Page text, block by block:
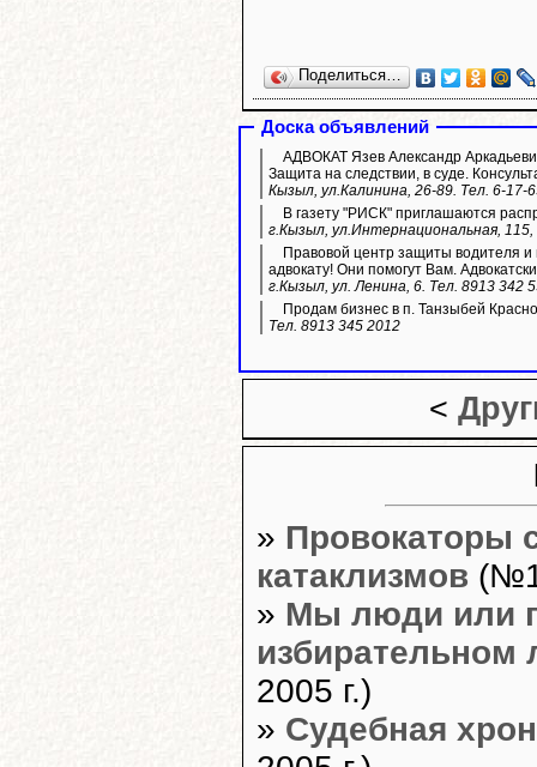
Поделиться…
Доска объявлений
АДВОКАТ Язев Александр
Защита на следствии, в суде.
Кызыл, ул.Калинина, 26-89. Тел. 6-17-
В газету "РИСК" приглашаются
г.Кызыл, ул.Интернациональная,
Правовой центр защиты водителя
адвокату! Они помогут Вам.
г.Кызыл, ул. Ленина, 6. Тел. 8913 342
Продам бизнес в п. Танзыбей
Тел. 8913 345 2012
<
» Провокаторы
катаклизмов
» Мы люди или
избирательном
2005 г.)
» Судебная